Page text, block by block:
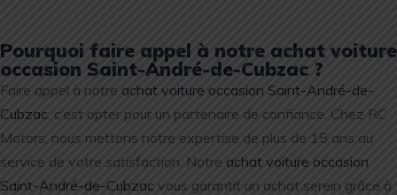
Pourquoi faire appel à notre achat voiture
occasion Saint-André-de-Cubzac ?
Faire appel à notre achat voiture occasion Saint-André-de-
Cubzac , c’est opter pour un partenaire de confiance. Chez RC
Motors, nous mettons notre expertise de plus de 15 ans au
service de votre satisfaction. Notre achat voiture occasion
Saint-André-de-Cubzac vous garantit un achat serein grâce à